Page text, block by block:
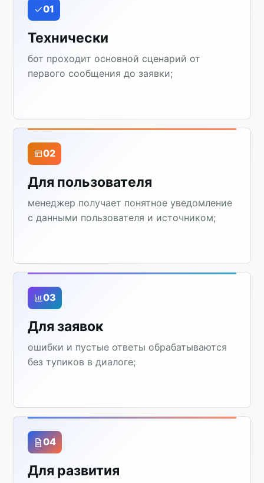
01
Технически
бот проходит основной сценарий от
первого сообщения до заявки;
02
Для пользователя
менеджер получает понятное уведомление
с данными пользователя и источником;
03
Для заявок
ошибки и пустые ответы обрабатываются
без тупиков в диалоге;
04
Для развития